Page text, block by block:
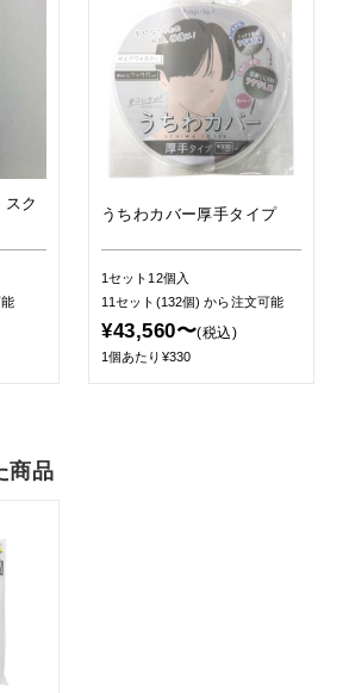
ク
うちわカバー厚手タイプ
1セット12個入
11セット(132個)から注文可能
¥43,560〜(税込)
1個あたり¥330
商品